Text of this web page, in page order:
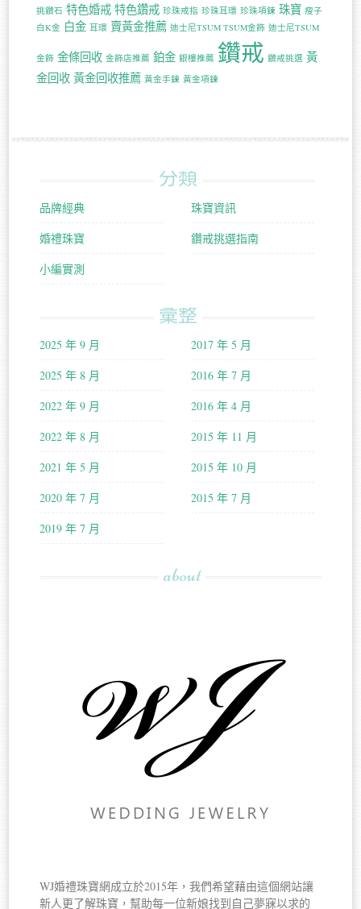
挑鑽石 特色婚戒 特色鑽戒 珍珠戒指 珍珠耳環 珍珠項鍊 珠寶 瘦子
白K金 白金 耳環 賣黃金推薦 迪士尼TSUM TSUM金飾 迪士尼TSUM
金飾 金條回收 金飾店推薦 鉑金 銀樓推薦 鑽戒 鑽戒挑選 黃
金回收 黃金回收推薦 黃金手鍊 黃金項鍊
分類
品牌經典
婚禮珠寶
小編實測
珠寶資訊
鑽戒挑選指南
彙整
2025 年 9 月
2025 年 8 月
2022 年 9 月
2022 年 8 月
2021 年 5 月
2020 年 7 月
2019 年 7 月
2017 年 5 月
2016 年 7 月
2016 年 4 月
2015 年 11 月
2015 年 10 月
2015 年 7 月
about
WJ婚禮珠寶網成立於2015年，我們希望藉由這個網站讓
新人更了解珠寶，幫助每一位新娘找到自己夢寐以求的